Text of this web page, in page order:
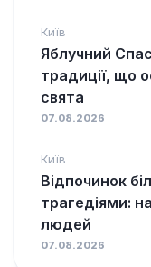
Київ
Яблучний
традиції, що
свята
07.08.2026
Київ
Відпочинок
трагедіями:
людей
07.08.2026